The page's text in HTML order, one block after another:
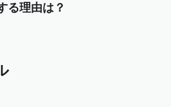
る理由は？